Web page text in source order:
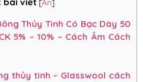
[Ẩn]
Thủy Tinh Có Bạc Dày 50
5% – 10% – Cách Âm Cách
thủy tinh – Glasswool cách